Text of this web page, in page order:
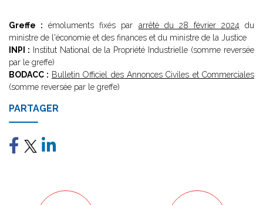
Greffe : émoluments fixés par arrêté du 28 février 2024 du
ministre de l'économie et des finances et du ministre de la Justice
INPI : Institut National de la Propriété Industrielle (somme reversée
par le greffe)
BODACC : Bulletin Officiel des Annonces Civiles et Commerciales
(somme reversée par le greffe)
PARTAGER